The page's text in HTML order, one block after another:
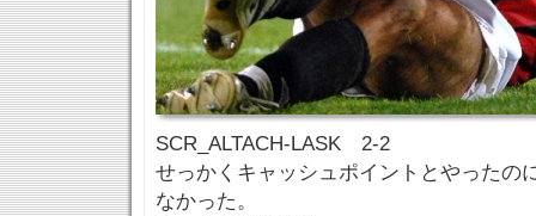
SCR_ALTACH-LASK 2-2
せっかくキャッシュポイントとやったの
なかった。